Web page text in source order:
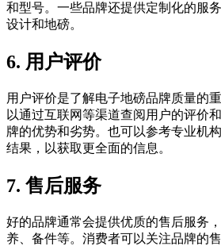
和型号。一些品牌还提供定制化的服
设计和地磅。
6. 用户评价
用户评价是了解电子地磅品牌质量的
以通过互联网等渠道查阅用户的评价
牌的优势和劣势。也可以参考专业机
结果，以获取更全面的信息。
7. 售后服务
好的品牌通常会提供优质的售后服务
养、备件等。消费者可以关注品牌的